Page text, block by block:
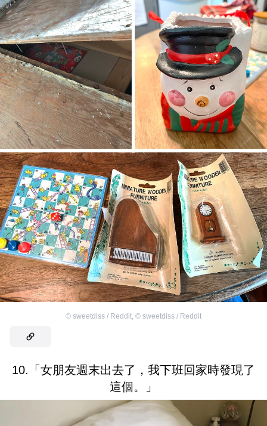
© sweetdiss / Reddit, © sweetdiss / Reddit
10.「女朋友週末出去了，我下班回家時發現了
這個。」